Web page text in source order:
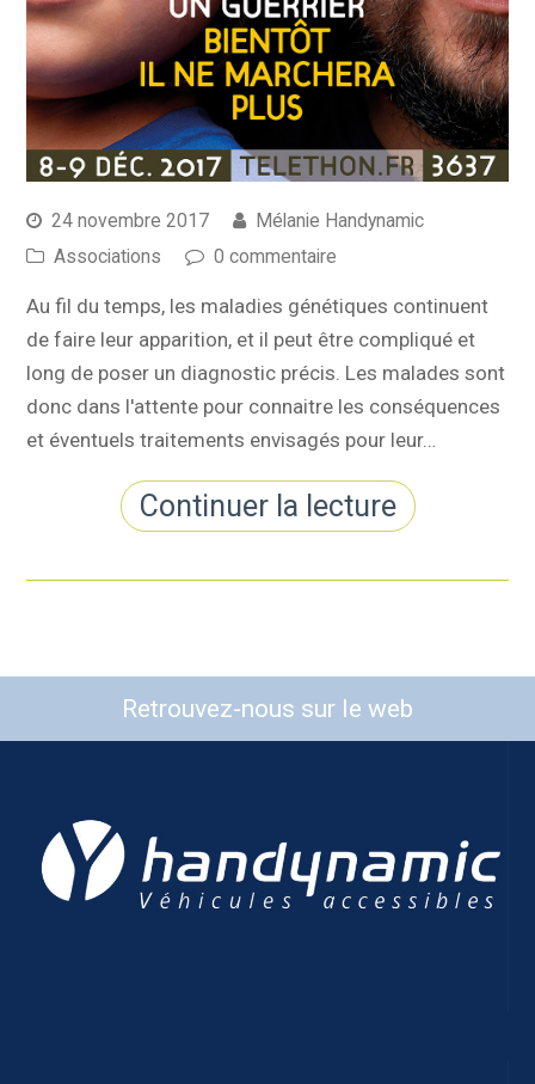
24 novembre 2017
Mélanie Handynamic
Associations
0 commentaire
Au fil du temps, les maladies génétiques continuent
de faire leur apparition, et il peut être compliqué et
long de poser un diagnostic précis. Les malades sont
donc dans l'attente pour connaitre les conséquences
et éventuels traitements envisagés pour leur…
Continuer la lecture
Retrouvez-nous sur le web